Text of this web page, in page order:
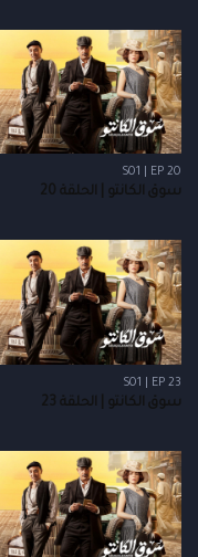
S01 | EP 20
سوق الكانتو | الحلقة 20
S01 | EP 23
سوق الكانتو | الحلقة 23